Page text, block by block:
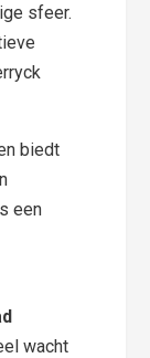
sfeer.
biedt
een
wacht